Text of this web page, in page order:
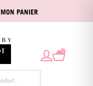
MON PANIER
0